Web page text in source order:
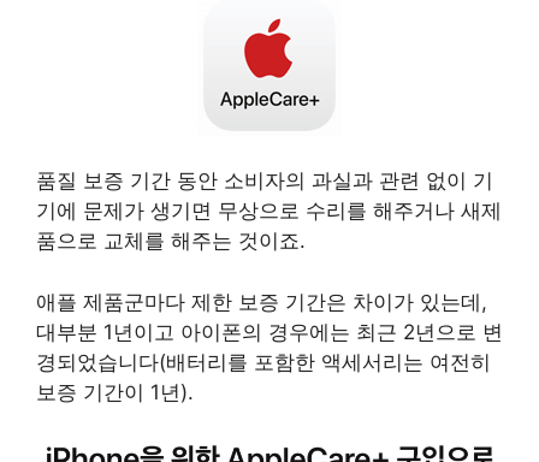
품질 보증 기간 동안 소비자의 과실과 관련 없이 기
기에 문제가 생기면 무상으로 수리를 해주거나 새제
품으로 교체를 해주는 것이죠.
애플 제품군마다 제한 보증 기간은 차이가 있는데,
대부분 1년이고 아이폰의 경우에는 최근 2년으로 변
경되었습니다(배터리를 포함한 액세서리는 여전히
보증 기간이 1년).